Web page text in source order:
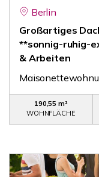
Berlin
Großartiges
**sonnig-ruhig-
& Arbeiten
190,55 m²
WOHNFLÄCHE